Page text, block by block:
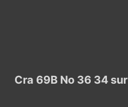
Cra 69B No 36 34 sur